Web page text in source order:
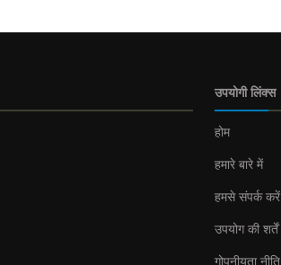
उपयोगी लिंक्स
होम
हमारे बारे में
हमसे संपर्क करें
उपयोग की शर्तें
गोपनीयता नीति